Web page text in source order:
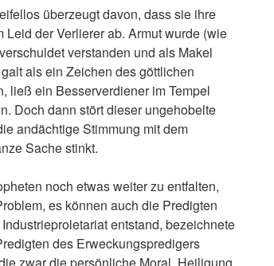
überzeugt davon, dass sie ihre
Leid der Verlierer ab. Armut wurde (wie
verstanden und als Makel
als ein Zeichen des göttlichen
ließ ein Besserverdiener im Tempel
Doch dann stört dieser ungehobelte
andächtige Stimmung mit dem
Sache stinkt.
noch etwas weiter zu entfalten,
es können auch die Predigten
entstand, bezeichnete
des Erweckungspredigers